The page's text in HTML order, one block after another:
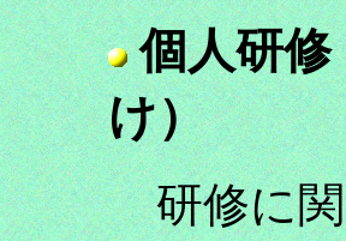
個人研修
け）
研修に